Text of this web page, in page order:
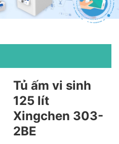
Tủ ấm vi sinh
125 lít
Xingchen 303-
2BE